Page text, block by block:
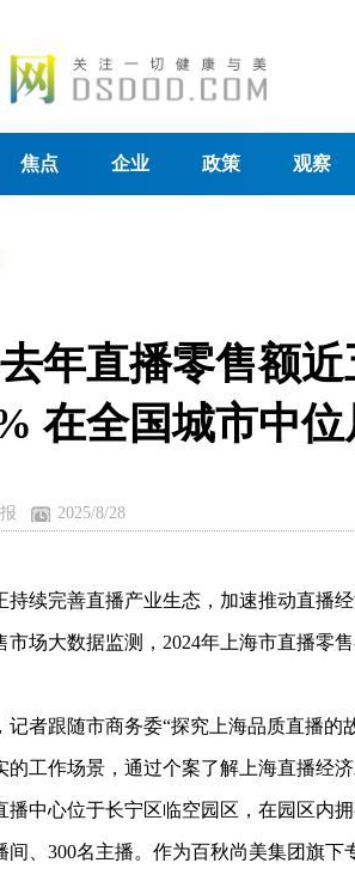
焦点 企业 政策 观察
年直播零售额
在全国城市中
2025/8/28
持续完善直播产业生态，加速推动直播
市场大数据监测，2024年上海市直播零
记者跟随市商务委“探究上海品质直播
的工作场景，通过个案了解上海直播经济
播中心位于长宁区临空园区，在园区内
间、300名主播。作为百秋尚美集团旗